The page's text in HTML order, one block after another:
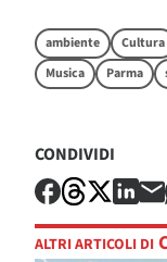
ambiente Cultura
Musica
Parma
CONDIVIDI
ALTRI ARTICOLI DI